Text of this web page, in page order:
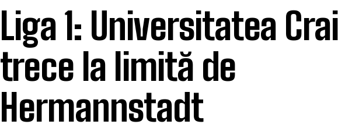
Liga 1: Universitatea
trece la limită de
Hermannstadt